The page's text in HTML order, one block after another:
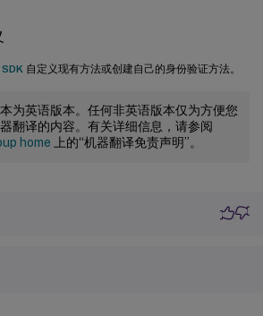
自定义现有方法或创建自己的身份验证方法。
为英语版本。任何非英语版本仅为方便您
翻译的内容。有关详细信息，请参阅
home 上的“机器翻译免责声明”。